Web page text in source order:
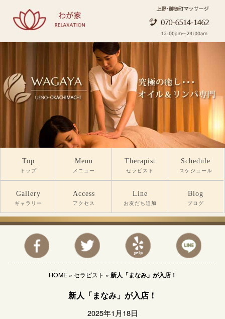
Top
トップ
Menu
メニュー
Therapist
セラピスト
Schedule
スケジュール
Gallery
ギャラリー
Access
アクセス
Line
お友だち追加
Blog
ブログ
HOME» セラピスト » 新人「まなみ」が入店！
新人「まなみ」が入店！
2025年1月18日